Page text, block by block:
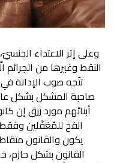
وعلى إثر الاعتداء
النقط وغيرها من
تتّجه صوب الإدانة
صاحبة المشكل بشكل
أبنائهم مورد رزق إن
الفخ للمُغفّلين
يكون والقانون
القانون بشكل